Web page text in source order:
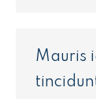
Mauris